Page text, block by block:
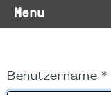
Menu
Benutzername *